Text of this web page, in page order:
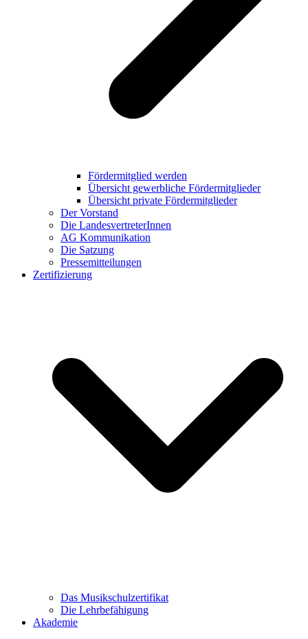
Fördermitglied werden
Übersicht gewerbliche Fördermitglieder
Übersicht private Fördermitglieder
Der Vorstand
Die LandesvertreterInnen
AG Kommunikation
Die Satzung
Pressemitteilungen
Zertifizierung
Das Musikschulzertifikat
Die Lehrbefähigung
Akademie